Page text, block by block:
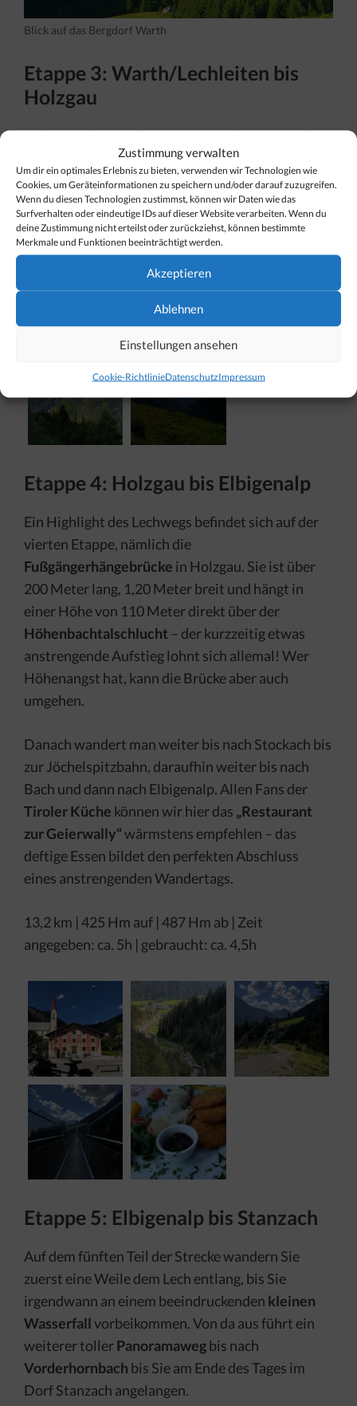
Zustimmung verwalten
Um dir ein optimales Erlebnis zu bieten, verwenden wir Technologien wie
Cookies, um Geräteinformationen zu speichern und/oder darauf zuzugreifen.
Wenn du diesen Technologien zustimmst, können wir Daten wie das
Surfverhalten oder eindeutige IDs auf dieser Website verarbeiten. Wenn du
deine Zustimmung nicht erteilst oder zurückziehst, können bestimmte
Merkmale und Funktionen beeinträchtigt werden.
Akzeptieren
Ablehnen
Einstellungen ansehen
Cookie-RichtlinieDatenschutzImpressum
Blick auf das Bergdorf Warth
Etappe 3: Warth/Lechleiten bis
Holzgau
Folgen Sie dem Lechweg weiter, gelangen Sie über
einen langen, aber traumhaft schönen
PanoramawegRichtung Steeg. Daraufhin geht es
dann hinunter bis zum Fluss, den Sie bis in den Ort
Steeghinein entlanglaufen, bis sie schließlich,
Feldwegen gefolgt, inHolzgauankommen.
17 km | 197 Hm auf | 580 Hm ab | Zeit angegeben:
ca. 6h | gebraucht ca. 5h
Etappe 4: Holzgau bis Elbigenalp
Ein Highlight des Lechwegs befindet sich auf der
vierten Etappe, nämlich die
Fußgängerhängebrücke in Holzgau. Sie ist über
200 Meter lang, 1,20 Meter breit und hängt in
einer Höhe von 110 Meter direkt über der
Höhenbachtalschlucht – der kurzzeitig etwas
anstrengende Aufstieg lohnt sich allemal! Wer
Höhenangst hat, kann die Brücke aber auch
umgehen.
Danach wandert man weiter bis nach Stockach bis
zur Jöchelspitzbahn, daraufhin weiter bis nach
Bach und dann nach Elbigenalp. Allen Fans der
Tiroler Küche können wir hier das „Restaurant
zur Geierwally“wärmstens empfehlen – das
deftige Essen bildet den perfekten Abschluss
eines anstrengenden Wandertags.
13,2 km | 425 Hm auf | 487 Hm ab | Zeit
angegeben: ca. 5h | gebraucht: ca. 4,5h
Etappe 5: Elbigenalp bis Stanzach
Auf dem fünften Teil der Strecke wandern Sie
zuerst eine Weile dem Lech entlang, bis Sie
irgendwann an einem beeindruckenden kleinen
Wasserfallvorbeikommen. Von da aus führt ein
weiterer tollerPanoramawegbis nach
Vorderhornbach bis Sie am Ende des Tages im
Dorf Stanzach angelangen.